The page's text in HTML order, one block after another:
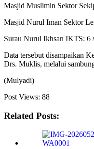
Masjid Muslimin Sektor
Masjid Nurul Iman Sektor
Surau Nurul Ikhsan IKTS: 6
Data tersebut disampaikan
Drs. Muklis, melalui
(Mulyadi)
Post Views: 88
Related Posts: